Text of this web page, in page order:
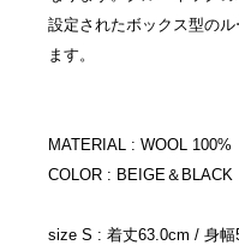
設定されたボックス型の
ます。
MATERIAL : WOOL 100%
COLOR : BEIGE＆BLACK
size S : 着丈63.0cm / 身